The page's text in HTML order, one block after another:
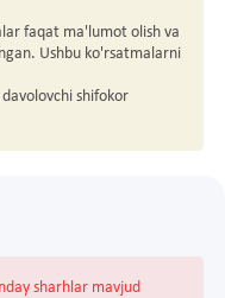
faqat ma'lumot olish va
Ushbu ko'rsatmalarni
shifokor
sharhlar mavjud